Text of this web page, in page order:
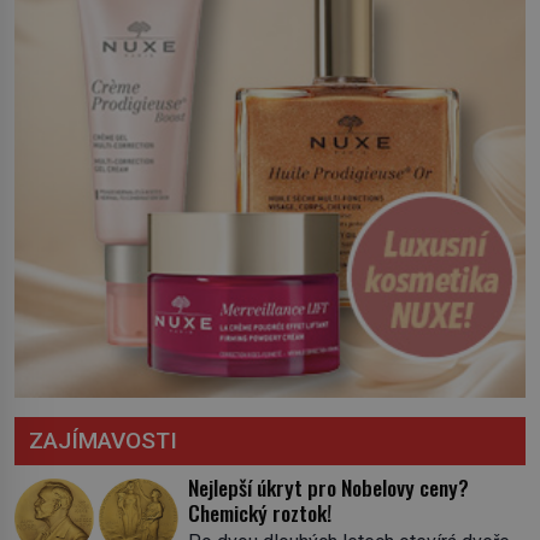
ZAJÍMAVOSTI
Nejlepší úkryt pro Nobelovy ceny?
Chemický roztok!